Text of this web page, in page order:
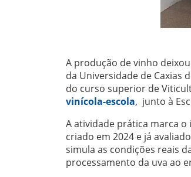
A produção de vinho
da Universidade de Caxias
do curso superior de
vinícola-escola, junto à
A atividade prática marca
criado em 2024 e já
simula as condições reais
processamento da uva ao